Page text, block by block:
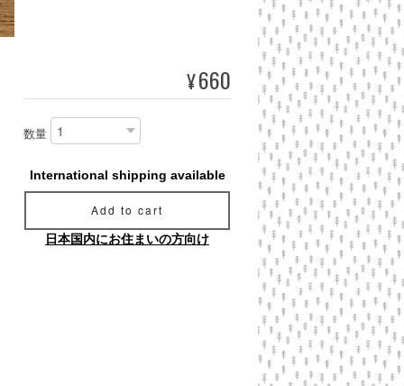
¥660
数量
International shipping available
Add to cart
日本国内にお住まいの方向け